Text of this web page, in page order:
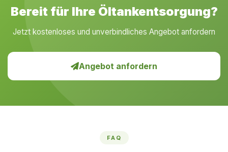
Bereit für Ihre Öltankentsorgung?
Jetzt kostenloses und unverbindliches Angebot anfordern
Angebot anfordern
FAQ